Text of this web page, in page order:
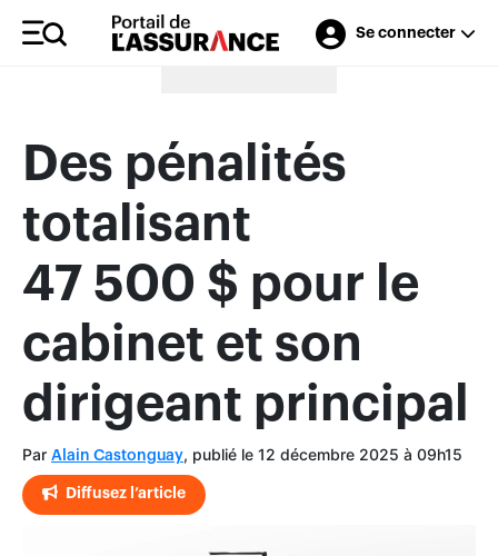
Se connecter
Merci à nos annonceurs
Des pénalités
totalisant
47 500 $ pour le
cabinet et son
dirigeant principal
Par Alain Castonguay, publié le 12 décembre 2025 à 09h15
Diffusez l’article